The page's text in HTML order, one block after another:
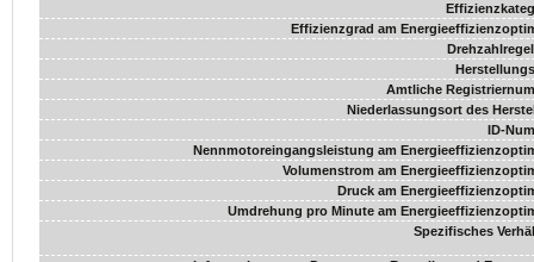
Effizienzgrad am
Amtliche
Niederlassungsort des
ID-
Nennmotoreingangsleistung am
Volumenstrom am
Druck am
Umdrehung pro Minute am
Spezifisches